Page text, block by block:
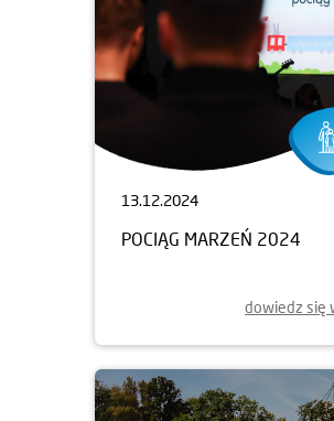
13.12.2024
POCIĄG MARZEŃ 2024
dowiedz się